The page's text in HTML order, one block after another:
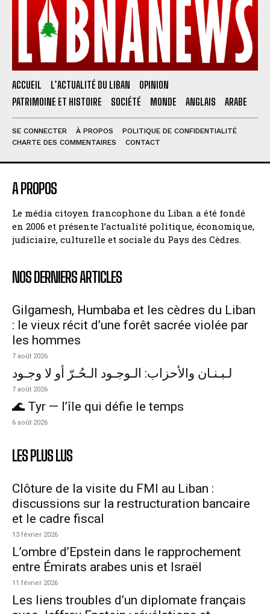
ACCUEIL L’ACTUALITÉ DU LIBAN
OPINION
PATRIMOINE ET HISTOIRE
SOCIÉTÉ MONDE ANGLAIS ARABE
SE CONNECTER À PROPOS
POLITIQUE DE CONFIDENTIALITÉ
CHARTE DES COMMENTAIRES
CONTACT
A PROPOS
Le média citoyen francophone du Liban a été fondé
en 2006 et présente l’actualité politique, économique,
judiciaire, culturelle et sociale du Pays des Cèdres.
NOS DERNIERS ARTICLES
Gilgamesh, Humbaba et les cèdres du Liban
: le vieux récit d’une forêt sacrée violée par
les hommes
7 août 2026
لـبـنـان والأحزاب: الـوجـود الـحُـرّ أو لا وجـود
7 août 2026
🌊 Tyr — l’île qui défie le temps
6 août 2026
LES PLUS LUS
Clôture de la visite du FMI au Liban :
discussions sur la restructuration bancaire
et le cadre fiscal
13 février 2026
L’ombre d’Epstein dans le rapprochement
entre Émirats arabes unis et Israël
11 février 2026
Les liens troubles d’un diplomate français